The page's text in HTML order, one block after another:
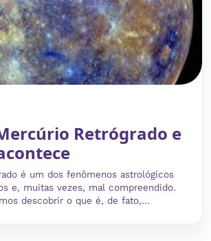
Retrógrado e
é um dos fenômenos astrológicos
e, muitas vezes, mal compreendido.
descobrir o que é, de fato,...